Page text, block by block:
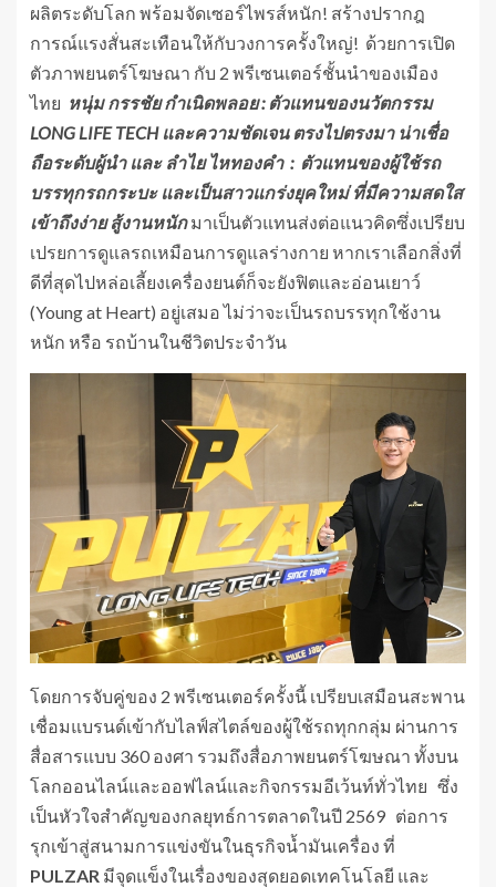
ผลิตระดับโลก พร้อมจัดเซอร์ไพรส์หนัก! สร้างปรากฎ
การณ์แรงสั่นสะเทือนให้กับวงการครั้งใหญ่! ด้วยการเปิด
ตัวภาพยนตร์โฆษณา กับ 2 พรีเซนเตอร์ชั้นนำของเมือง
ไทย หนุ่ม กรรชัย กำเนิดพลอย : ตัวแทนของนวัตกรรม
LONG LIFE TECH และความชัดเจน ตรงไปตรงมา น่าเชื่อ
ถือระดับผู้นำ และ ลำไย ไหทองคำ : ตัวแทนของผู้ใช้รถ
บรรทุกรถกระบะ และเป็นสาวแกร่งยุคใหม่ ที่มีความสดใส
เข้าถึงง่าย สู้งานหนักมาเป็นตัวแทนส่งต่อแนวคิดซึ่งเปรียบ
เปรยการดูแลรถเหมือนการดูแลร่างกาย หากเราเลือกสิ่งที่
ดีที่สุดไปหล่อเลี้ยงเครื่องยนต์ก็จะยังฟิตและอ่อนเยาว์
(Young at Heart) อยู่เสมอ ไม่ว่าจะเป็นรถบรรทุกใช้งาน
หนัก หรือ รถบ้านในชีวิตประจำวัน
โดยการจับคู่ของ 2 พรีเซนเตอร์ครั้งนี้ เปรียบเสมือนสะพาน
เชื่อมแบรนด์เข้ากับไลฟ์สไตล์ของผู้ใช้รถทุกกลุ่ม ผ่านการ
สื่อสารแบบ 360 องศา รวมถึงสื่อภาพยนตร์โฆษณา ทั้งบน
โลกออนไลน์และออฟไลน์และกิจกรรมอีเว้นท์ทั่วไทย ซึ่ง
เป็นหัวใจสำคัญของกลยุทธ์การตลาดในปี 2569 ต่อการ
รุกเข้าสู่สนามการแข่งขันในธุรกิจน้ำมันเครื่อง ที่
PULZAR มีจุดแข็งในเรื่องของสุดยอดเทคโนโลยี และ